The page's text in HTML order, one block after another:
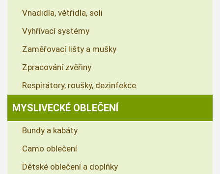
Vnadidla, větřidla, soli
Vyhřívací systémy
Zaměřovací lišty a mušky
Zpracování zvěřiny
Respirátory, roušky, dezinfekce
MYSLIVECKÉ OBLEČENÍ
Bundy a kabáty
Camo oblečení
Dětské oblečení a doplňky